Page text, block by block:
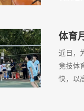
体育
近日，
竞技体
快，以